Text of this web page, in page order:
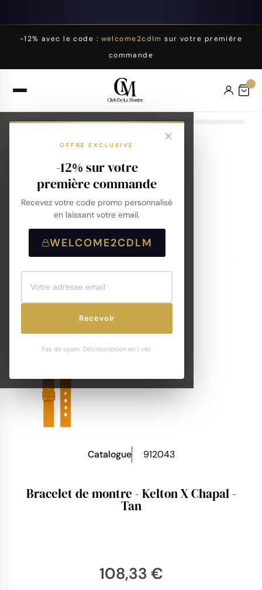
-12% avec le code : welcome2cdlm sur votre première
commande
OFFRE EXCLUSIVE
-12% sur votre
première commande
Recevez votre code promo personnalisé
en laissant votre email.
WELCOME2CDLM
Recevoir
Pas de spam. Désinscription en 1 clic.
Catalogue 912043
Bracelet de montre - Kelton X Chapal -
Tan
108,33 €